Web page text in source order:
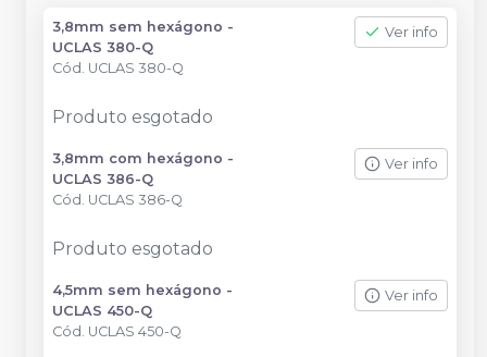
3,8mm sem hexágono -
UCLAS 380-Q
Cód. UCLAS 380-Q
Ver info
Produto esgotado
3,8mm com hexágono -
UCLAS 386-Q
Cód. UCLAS 386-Q
Ver info
Produto esgotado
4,5mm sem hexágono -
UCLAS 450-Q
Cód. UCLAS 450-Q
Ver info